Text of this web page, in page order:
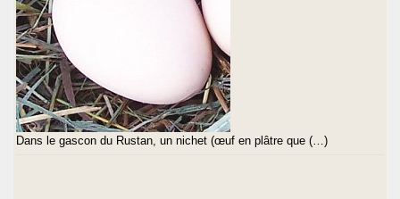
Dans le gascon du Rustan, un nichet (œuf en plâtre que (…)